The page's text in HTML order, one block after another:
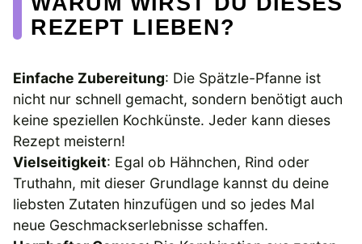
REZEPT LIEBEN?
Einfache Zubereitung: Die Spätzle-Pfanne ist
nicht nur schnell gemacht, sondern benötigt auch
keine speziellen Kochkünste. Jeder kann dieses
Rezept meistern!
Vielseitigkeit: Egal ob Hähnchen, Rind oder
Truthahn, mit dieser Grundlage kannst du deine
liebsten Zutaten hinzufügen und so jedes Mal
neue Geschmackserlebnisse schaffen.